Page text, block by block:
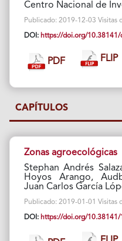
Centro Nacional de
Publicado: 2019-12-03 Visitas
DOI: https://doi.org/
PDF FLIP
CAPÍTULOS
Zonas agroecológicas
Stephan Andrés
Hoyos Arango,
Juan Carlos García
Publicado: 2019-01-01 Visitas
DOI: https://doi.org/10.38141/